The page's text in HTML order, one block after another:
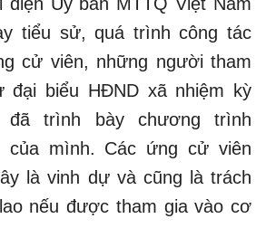
tiểu sử, quá trình công tác
cử viên, những người tham
đại biểu HĐND xã nhiệm kỳ
đã trình bày chương trình
của mình. Các ứng cử viên
là vinh dự và cũng là trách
nếu được tham gia vào cơ